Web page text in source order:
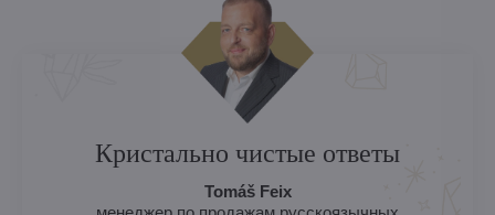
Кристально чистые ответы
Tomáš Feix